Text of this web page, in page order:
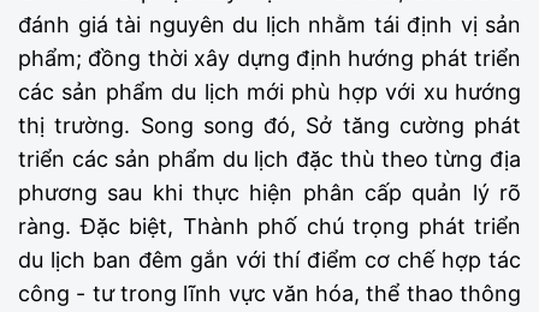
đánh giá tài nguyên du lịch nhằm tái định vị sản
phẩm; đồng thời xây dựng định hướng phát triển
các sản phẩm du lịch mới phù hợp với xu hướng
thị trường. Song song đó, Sở tăng cường phát
triển các sản phẩm du lịch đặc thù theo từng địa
phương sau khi thực hiện phân cấp quản lý rõ
ràng. Đặc biệt, Thành phố chú trọng phát triển
du lịch ban đêm gắn với thí điểm cơ chế hợp tác
công - tư trong lĩnh vực văn hóa, thể thao thông